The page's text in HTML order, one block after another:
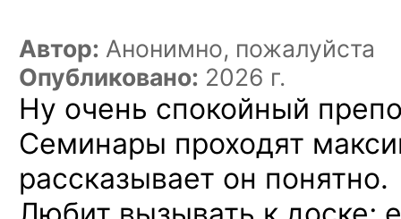
Автор: Анонимно, пожалуйста
Опубликовано: 2026 г.
Ну очень спокойный
Семинары проходят
рассказывает он понятно.